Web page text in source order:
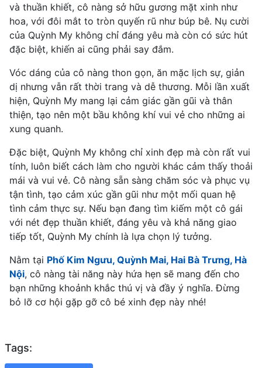
và thuần khiết, cô nàng sở hữu gương mặt xinh như
hoa, với đôi mắt to tròn quyến rũ như búp bê. Nụ cười
của Quỳnh My không chỉ đáng yêu mà còn có sức hút
đặc biệt, khiến ai cũng phải say đắm.
Vóc dáng của cô nàng thon gọn, ăn mặc lịch sự, giản
dị nhưng vẫn rất thời trang và dễ thương. Mỗi lần xuất
hiện, Quỳnh My mang lại cảm giác gần gũi và thân
thiện, tạo nên một bầu không khí vui vẻ cho những ai
xung quanh.
Đặc biệt, Quỳnh My không chỉ xinh đẹp mà còn rất vui
tính, luôn biết cách làm cho người khác cảm thấy thoải
mái và vui vẻ. Cô nàng sẵn sàng chăm sóc và phục vụ
tận tình, tạo cảm xúc gần gũi như một mối quan hệ
tình cảm thực sự. Nếu bạn đang tìm kiếm một cô gái
với nét đẹp thuần khiết, đáng yêu và khả năng giao
tiếp tốt, Quỳnh My chính là lựa chọn lý tưởng.
Nằm tại Phố Kim Ngưu, Quỳnh Mai, Hai Bà Trưng, Hà
Nội, cô nàng tài năng này hứa hẹn sẽ mang đến cho
bạn những khoảnh khắc thú vị và đầy ý nghĩa. Đừng
bỏ lỡ cơ hội gặp gỡ cô bé xinh đẹp này nhé!
Tags: